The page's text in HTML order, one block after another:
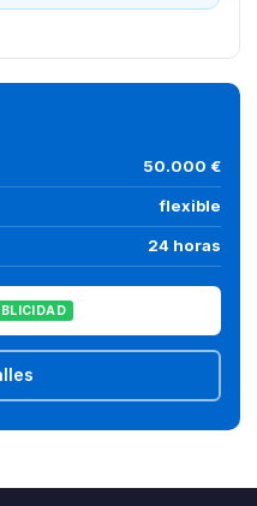
50.000 €
flexible
24 horas